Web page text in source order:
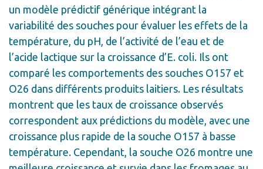
un modèle prédictif générique intégrant la
variabilité des souches pour évaluer les effets de la
température, du pH, de l’activité de l’eau et de
l’acide lactique sur la croissance d’E. coli. Ils ont
comparé les comportements des souches O157 et
O26 dans différents produits laitiers. Les résultats
montrent que les taux de croissance observés
correspondent aux prédictions du modèle, avec une
croissance plus rapide de la souche O157 à basse
température. Cependant, la souche O26 montre une